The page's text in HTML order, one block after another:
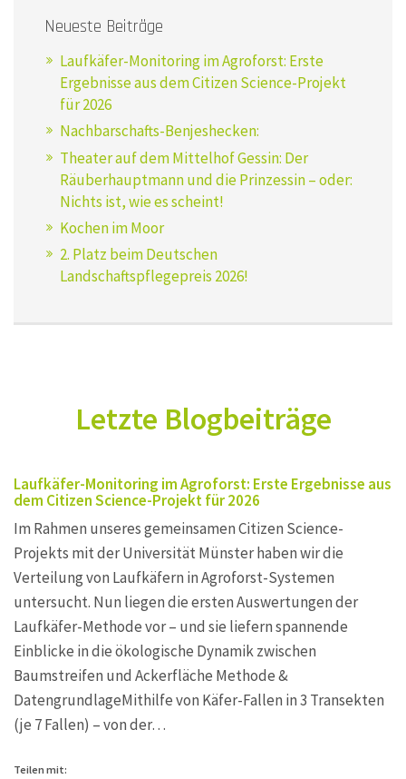
Neueste Beiträge
Laufkäfer-Monitoring im Agroforst: Erste
Ergebnisse aus dem Citizen Science-Projekt
für 2026
Nachbarschafts-Benjeshecken:
Theater auf dem Mittelhof Gessin: Der
Räuberhauptmann und die Prinzessin – oder:
Nichts ist, wie es scheint!
Kochen im Moor
2. Platz beim Deutschen
Landschaftspflegepreis 2026!
Letzte Blogbeiträge
Laufkäfer-Monitoring im Agroforst: Erste Ergebnisse aus
dem Citizen Science-Projekt für 2026
Im Rahmen unseres gemeinsamen Citizen Science-
Projekts mit der Universität Münster haben wir die
Verteilung von Laufkäfern in Agroforst-Systemen
untersucht. Nun liegen die ersten Auswertungen der
Laufkäfer-Methode vor – und sie liefern spannende
Einblicke in die ökologische Dynamik zwischen
Baumstreifen und Ackerfläche Methode &
DatengrundlageMithilfe von Käfer-Fallen in 3 Transekten
(je 7 Fallen) – von der…
Teilen mit: